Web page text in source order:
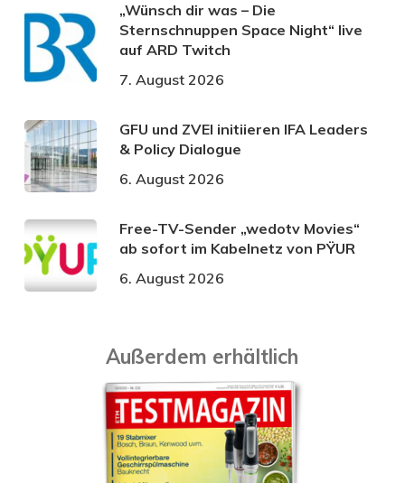
„Wünsch dir was – Die
Sternschnuppen Space Night“ live
auf ARD Twitch
7. August 2026
GFU und ZVEI initiieren IFA Leaders
& Policy Dialogue
6. August 2026
Free-TV-Sender „wedotv Movies“
ab sofort im Kabelnetz von PŸUR
6. August 2026
Außerdem erhältlich